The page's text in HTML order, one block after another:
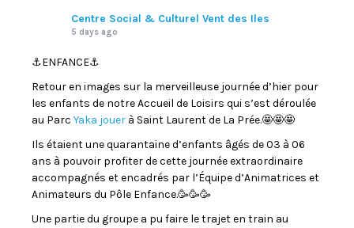
Centre Social & Culturel Vent des Iles
5 days ago
⚓️ENFANCE⚓️
Retour en images sur la merveilleuse journée d’hier pour
les enfants de notre Accueil de Loisirs qui s’est déroulée
au Parc Yaka jouer à Saint Laurent de La Prée.🤩🤩🤩
Ils étaient une quarantaine d’enfants âgés de 03 à 06
ans à pouvoir profiter de cette journée extraordinaire
accompagnés et encadrés par l’Équipe d’Animatrices et
Animateurs du Pôle Enfance.🥳🥳🥳
Une partie du groupe a pu faire le trajet en train au